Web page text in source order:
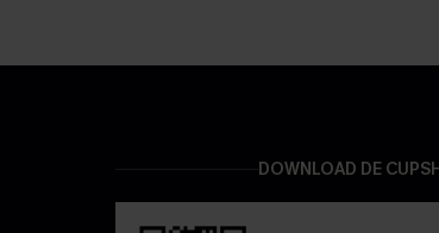
DOWNLOAD DE